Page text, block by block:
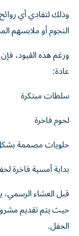
وذلك لتفادي أي
النجوم أو ملابسهم
ورغم هذه القيود،
عادة:
سلطات مبتكرة
لحوم فاخرة
حلويات مصممة
بداية أمسية فاخرة
قبل العشاء
حيث يتم تقديم
الحفل.